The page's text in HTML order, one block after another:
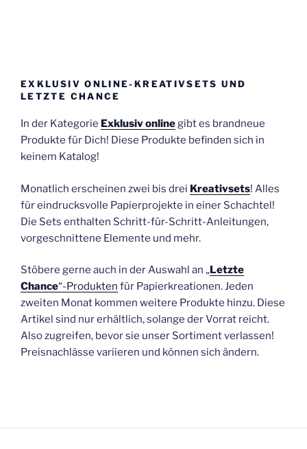
EXKLUSIV ONLINE-KREATIVSETS UND
LETZTE CHANCE
In der Kategorie Exklusiv onlinegibt es brandneue
Produkte für Dich! Diese Produkte befinden sich in
keinem Katalog!
Monatlich erscheinen zwei bis drei Kreativsets! Alles
für eindrucksvolle Papierprojekte in einer Schachtel!
Die Sets enthalten Schritt-für-Schritt-Anleitungen,
vorgeschnittene Elemente und mehr.
Stöbere gerne auch in der Auswahl an „Letzte
Chance“-Produkten für Papierkreationen. Jeden
zweiten Monat kommen weitere Produkte hinzu. Diese
Artikel sind nur erhältlich, solange der Vorrat reicht.
Also zugreifen, bevor sie unser Sortiment verlassen!
Preisnachlässe variieren und können sich ändern.